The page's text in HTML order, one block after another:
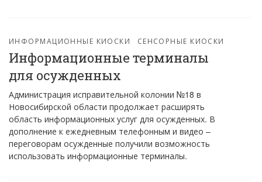
ИНФОРМАЦИОННЫЕ КИОСКИ СЕНСОРНЫЕ КИОСКИ
Информационные терминалы
для осужденных
Администрация исправительной колонии №18 в
Новосибирской области продолжает расширять
область информационных услуг для осужденных. В
дополнение к ежедневным телефонным и видео –
переговорам осужденные получили возможность
использовать информационные терминалы.